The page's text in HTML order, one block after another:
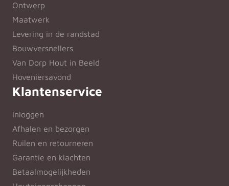
Ontwerp
Maatwerk
Levering in de randstad
Bouwversnellers
Van Dorp Hout in Beeld
Hoveniersavond
Klantenservice
Inloggen
Afhalen en bezorgen
Ruilen en retourneren
Garantie en klachten
Betaalmogelijkheden